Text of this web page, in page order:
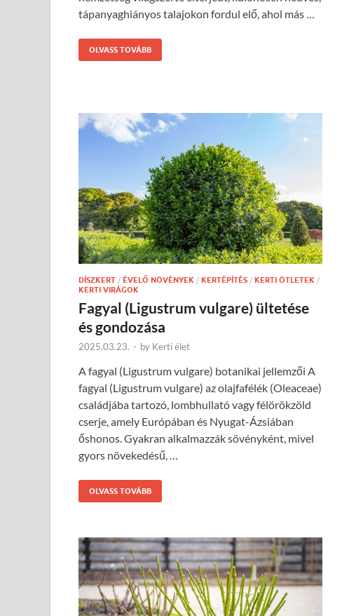
tápanyaghiányos talajokon fordul elő, ahol más …
OLVASS TOVÁBB
DÍSZKERT / ÉVELŐ NÖVÉNYEK / KERTÉPÍTÉS / KERTI ÖTLETEK /
KERTI VIRÁGOK
Fagyal (Ligustrum vulgare) ültetése
és gondozása
2025.03.23. - by Kerti élet
A fagyal (Ligustrum vulgare) botanikai jellemzői A
fagyal (Ligustrum vulgare) az olajfafélék (Oleaceae)
családjába tartozó, lombhullató vagy félörökzöld
cserje, amely Európában és Nyugat-Ázsiában
őshonos. Gyakran alkalmazzák sövényként, mivel
gyors növekedésű, …
OLVASS TOVÁBB